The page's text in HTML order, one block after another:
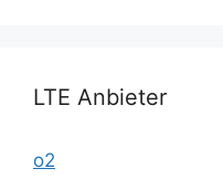
LTE Anbieter
o2